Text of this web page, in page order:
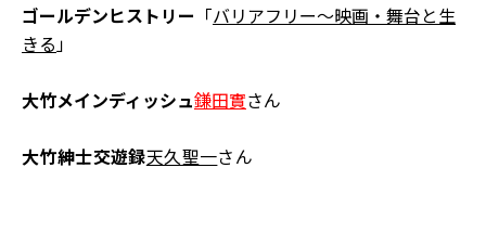
ゴールデンヒストリー 「バリアフリー～映画・舞台と生
きる」
大竹メインディッシュ鎌田實さん
大竹紳士交遊録天久聖一さん